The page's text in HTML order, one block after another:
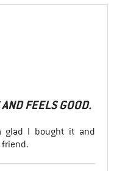
FEELS GOOD.
glad I bought it and